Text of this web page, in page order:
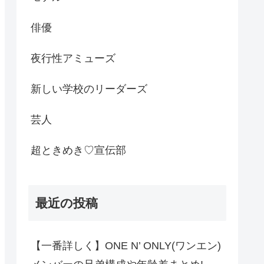
俳優
夜行性アミューズ
新しい学校のリーダーズ
芸人
超ときめき♡宣伝部
最近の投稿
【一番詳しく】ONE N’ ONLY(ワンエン)